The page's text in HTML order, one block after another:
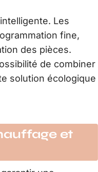
Les
fine,
des pièces.
de combiner
solution écologique
et